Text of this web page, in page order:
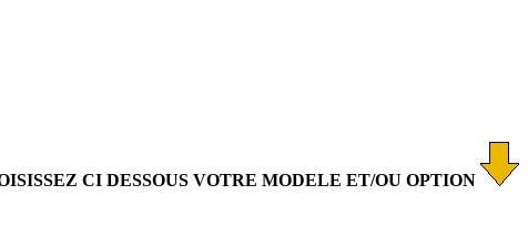
CI DESSOUS VOTRE MODELE ET/OU OPTION